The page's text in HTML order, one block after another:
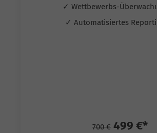
✓ Wettbewerbs-
✓ Automatisiertes
700 € 499 €*